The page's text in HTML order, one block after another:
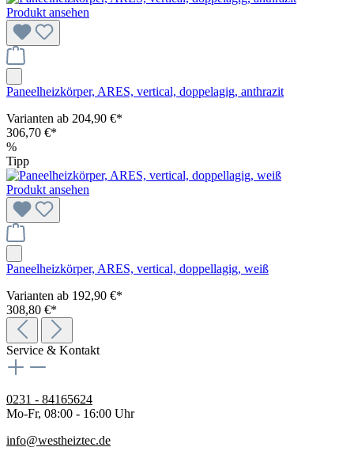
Produkt ansehen
Paneelheizkörper, ARES, vertical, doppelagig, anthrazit
Varianten ab 204,90 €*
306,70 €*
%
Tipp
Produkt ansehen
Paneelheizkörper, ARES, vertical, doppellagig, weiß
Varianten ab 192,90 €*
308,80 €*
Service & Kontakt
0231 - 84165624
Mo-Fr, 08:00 - 16:00 Uhr
info@westheiztec.de